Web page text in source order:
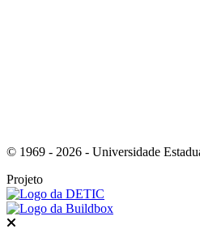
© 1969 - 2026 - Universidade
Projeto